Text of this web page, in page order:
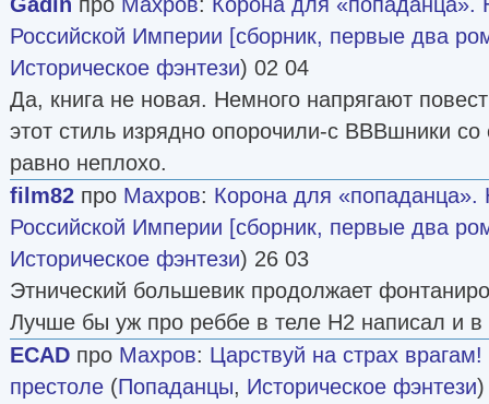
Российской Империи [сборник, первые два
Историческое фэнтези) 02 04
Да, книга не новая. Немного напрягают
этот стиль изрядно опорочили-с ВВВшники
равно неплохо.
film82 про Махров: Корона для «попаданца».
Российской Империи [сборник, первые два
Историческое фэнтези) 26 03
Этнический большевик продолжает
Лучше бы уж про реббе в теле Н2 написал и
ECAD про Махров: Царствуй на страх
престоле (Попаданцы, Историческое фэнтези)